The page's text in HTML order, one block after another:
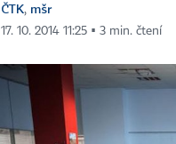
ČTK, mšr
17. 10. 2014 11:25 ▪ 3 min. čtení